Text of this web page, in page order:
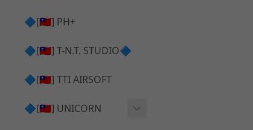
🔷[🇹🇼] PH+
🔷[🇹🇼] T-N.T. STUDIO🔷
🔷[🇹🇼] TTI AIRSOFT
🔷[🇹🇼] UNICORN